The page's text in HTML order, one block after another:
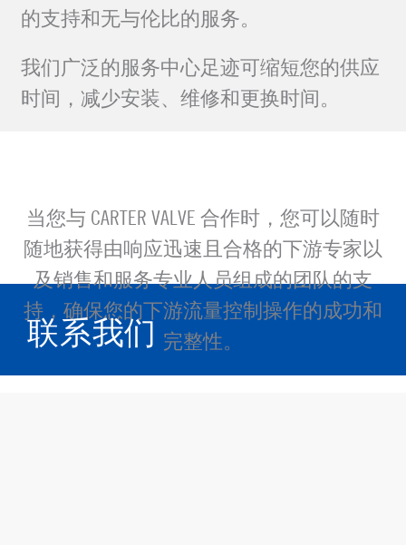
的支持和无与伦比的服务。
我们广泛的服务中心足迹可缩短您的供应
时间，减少安装、维修和更换时间。
当您与 CARTER VALVE 合作时，您可以随时
随地获得由响应迅速且合格的下游专家以
及销售和服务专业人员组成的团队的支
持，确保您的下游流量控制操作的成功和
完整性。
联系我们